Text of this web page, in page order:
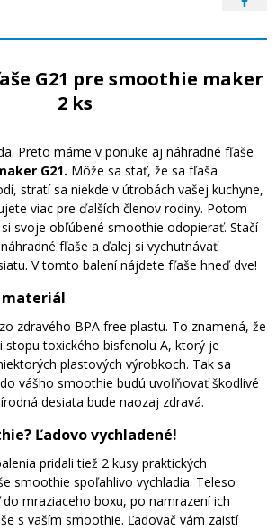
G21 pre smoothie maker
2 ks
Preto máme v ponuke aj náhradné fľaše
G21. Môže sa stať, že sa fľaša
stratí sa niekde v útrobách vašej kuchyne,
viac pre ďalších členov rodiny. Potom
svoje obľúbené smoothie odopierať. Stačí
fľaše a ďalej si vychutnávať
V tomto balení nájdete fľaše hneď dve!
materiál
zdravého BPA free plastu. To znamená, že
stopu toxického bisfenolu A, ktorý je
plastových výrobkoch. Tak sa
vášho smoothie budú uvoľňovať škodlivé
desiata bude naozaj zdravá.
Ľadovo vychladené!
pridali tiež 2 kusy praktických
smoothie spoľahlivo vychladia. Teleso
mraziaceho boxu, po namrazení ich
s vaším smoothie. Ľadovač vám zaistí